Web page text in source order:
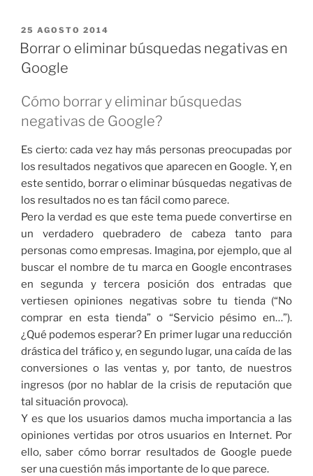
PUBLICADO
EL
25 AGOSTO 2014
Borrar o eliminar búsquedas negativas en
Google
Cómo borrar y eliminar búsquedas
negativas de Google?
Es cierto: cada vez hay más personas preocupadas por
los resultados negativos que aparecen en Google. Y, en
este sentido, borrar o eliminar búsquedas negativas de
los resultados no es tan fácil como parece.
Pero la verdad es que este tema puede convertirse en
un verdadero quebradero de cabeza tanto para
personas como empresas. Imagina, por ejemplo, que al
buscar el nombre de tu marca en Google encontrases
en segunda y tercera posición dos entradas que
vertiesen opiniones negativas sobre tu tienda (“No
comprar en esta tienda” o “Servicio pésimo en…”).
¿Qué podemos esperar? En primer lugar una reducción
drástica del tráfico y, en segundo lugar, una caída de las
conversiones o las ventas y, por tanto, de nuestros
ingresos (por no hablar de la crisis de reputación que
tal situación provoca).
Y es que los usuarios damos mucha importancia a las
opiniones vertidas por otros usuarios en Internet. Por
ello, saber cómo borrar resultados de Google puede
ser una cuestión más importante de lo que parece.